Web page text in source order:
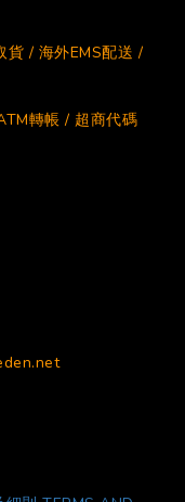
/ 海外EMS配送 /
轉帳 / 超商代碼